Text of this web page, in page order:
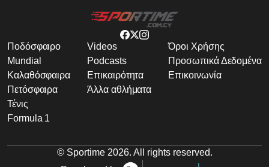
Ποδόσφαιρο
Mundial
Καλαθόσφαιρα
Πετόσφαιρα
Τένις
Formula 1
Videos
Podcasts
Επικαιρότητα
Άλλα αθλήματα
Όροι Χρήσης
Προσωπικά Δεδομένα
Επικοινωνία
© Sportime 2026. All rights reserved.